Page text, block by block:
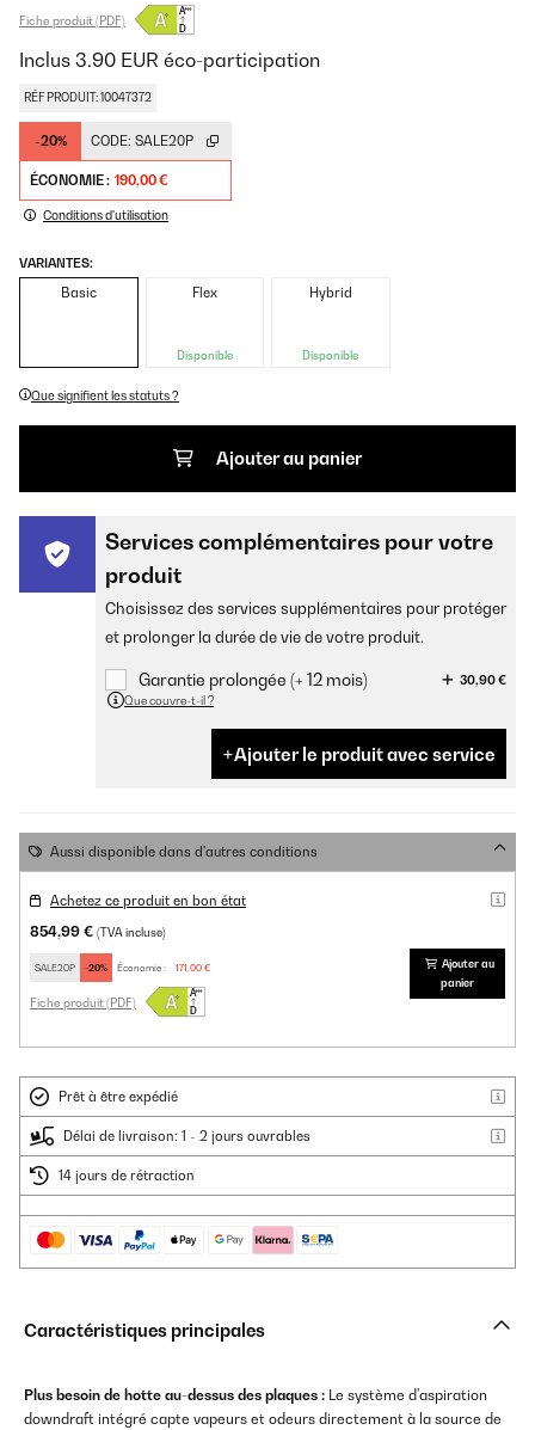
Fiche produit (PDF)
Inclus 3.90 EUR éco-participation
RÉF PRODUIT: 10047372
-20% CODE: SALE20P
ÉCONOMIE : 190,00 €
Conditions d'utilisation
VARIANTES:
Basic Flex
Disponible
Hybrid
Disponible
Que signifient les statuts ?
Ajouter au panier
Services complémentaires pour votre
produit
Choisissez des services supplémentaires pour protéger
et prolonger la durée de vie de votre produit.
Garantie prolongée (+ 12 mois)
30,90 €
Que couvre-t-il ?
Ajouter le produit avec service
Aussi disponible dans d'autres conditions
Achetez ce produit en bon état
854,99 € (TVA incluse)
SALE20P -20% Économie : 171,00 €
Fiche produit (PDF)
Ajouter au
panier
Prêt à être expédié
Délai de livraison: 1 - 2 jours ouvrables
14 jours de rétraction
Caractéristiques principales
Plus besoin de hotte au-dessus des plaques : Le système d'aspiration
downdraft intégré capte vapeurs et odeurs directement à la source de